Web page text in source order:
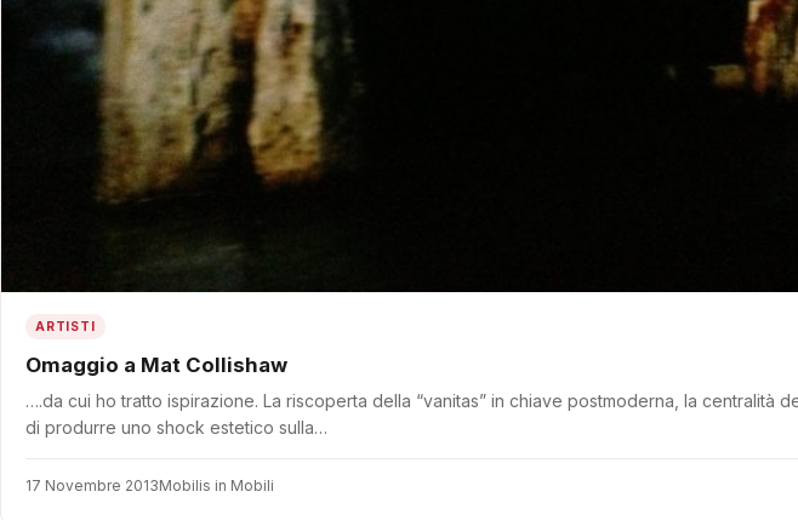
ARTISTI
Omaggio a Mat Collishaw
….da cui ho tratto ispirazione. La riscoperta della “vanitas” in chiave postmoderna, la centralità
di produrre uno shock estetico sulla…
17 Novembre 2013Mobilis in Mobili